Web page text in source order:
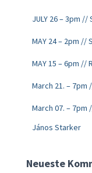
JULY 26 – 3pm //
MAY 24 – 2pm //
MAY 15 – 6pm //
March 21. –
March 07. –
János Starker
Neueste